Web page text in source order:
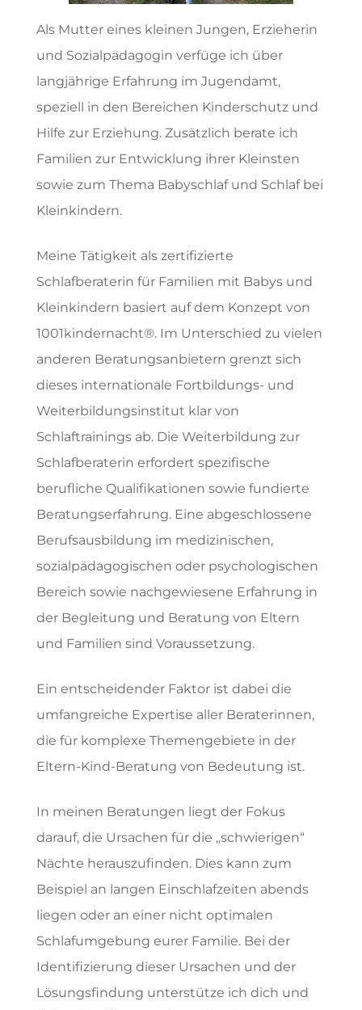
Als Mutter eines kleinen Jungen, Erzieherin
und Sozialpädagogin verfüge ich über
langjährige Erfahrung im Jugendamt,
speziell in den Bereichen Kinderschutz und
Hilfe zur Erziehung. Zusätzlich berate ich
Familien zur Entwicklung ihrer Kleinsten
sowie zum Thema Babyschlaf und Schlaf bei
Kleinkindern.
Meine Tätigkeit als zertifizierte
Schlafberaterin für Familien mit Babys und
Kleinkindern basiert auf dem Konzept von
1001kindernacht®. Im Unterschied zu vielen
anderen Beratungsanbietern grenzt sich
dieses internationale Fortbildungs- und
Weiterbildungsinstitut klar von
Schlaftrainings ab. Die Weiterbildung zur
Schlafberaterin erfordert spezifische
berufliche Qualifikationen sowie fundierte
Beratungserfahrung. Eine abgeschlossene
Berufsausbildung im medizinischen,
sozialpädagogischen oder psychologischen
Bereich sowie nachgewiesene Erfahrung in
der Begleitung und Beratung von Eltern
und Familien sind Voraussetzung.
Ein entscheidender Faktor ist dabei die
umfangreiche Expertise aller Beraterinnen,
die für komplexe Themengebiete in der
Eltern-Kind-Beratung von Bedeutung ist.
In meinen Beratungen liegt der Fokus
darauf, die Ursachen für die „schwierigen“
Nächte herauszufinden. Dies kann zum
Beispiel an langen Einschlafzeiten abends
liegen oder an einer nicht optimalen
Schlafumgebung eurer Familie. Bei der
Identifizierung dieser Ursachen und der
Lösungsfindung unterstütze ich dich und